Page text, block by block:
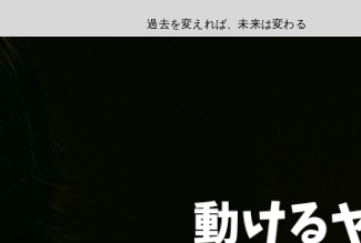
過去を変えれば、未来は変わる